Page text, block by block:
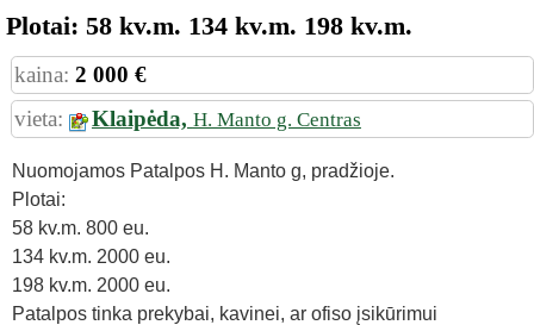
Plotai: 58 kv.m. 134 kv.m. 198 kv.m.
kaina: 2 000 €
vieta:
Klaipėda, H. Manto g. Centras
Nuomojamos Patalpos H. Manto g, pradžioje.
Plotai:
58 kv.m. 800 eu.
134 kv.m. 2000 eu.
198 kv.m. 2000 eu.
Patalpos tinka prekybai, kavinei, ar ofiso įsikūrimui